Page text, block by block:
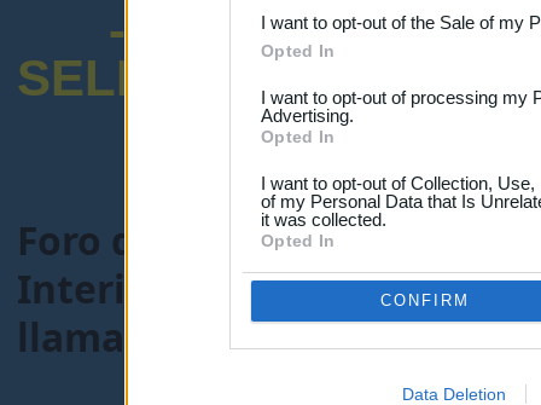
I want to opt-out of the Sale of my
Opted In
I want to opt-out of processing my
Advertising.
Opted In
I want to opt-out of Collection,
of my Personal Data that Is
it was collected.
Opted In
CONFIRM
Data Deletion
-ENCUESTA
SELECTIVO
Foro de Maestros25
Interinos-Maestros>
llamamientos.(Renovadas